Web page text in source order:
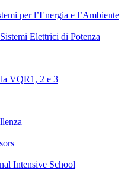
per l’Energia e l’Ambiente
Elettrici di Potenza
VQR1, 2 e 3
Intensive School